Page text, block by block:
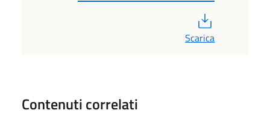
Scarica
Contenuti correlati